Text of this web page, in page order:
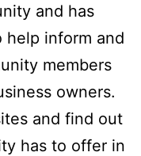
and has
help inform and
members
owners.
and find out
has to offer in